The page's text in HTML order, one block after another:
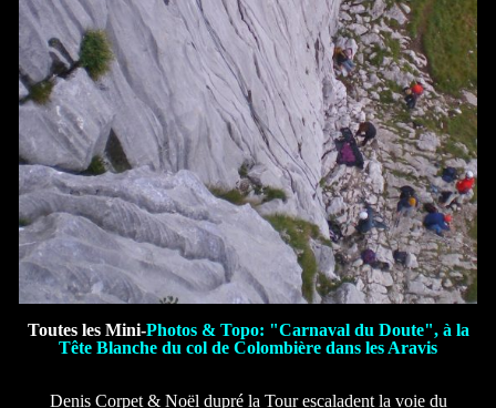
Toutes les Mini-Photos & Topo: "Carnaval du Doute", à la
Tête Blanche du col de Colombière dans les Aravis
Denis Corpet & Noël dupré la Tour escaladent la voie du